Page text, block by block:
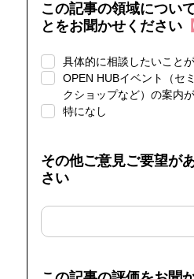
この記事の領域につい
とをお聞かせください
具体的に相談したいこと
OPEN HUBイベント（セ
クショップなど）の案内
特になし
その他ご意見ご要望が
さい